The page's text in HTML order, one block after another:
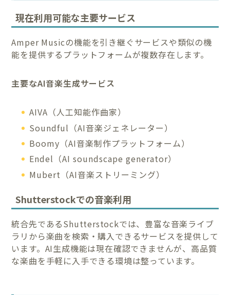
現在利用可能な主要サービス
Amper Musicの機能を引き継ぐサービスや類似の機
能を提供するプラットフォームが複数存在します。
主要なAI音楽生成サービス
AIVA（人工知能作曲家）
Soundful（AI音楽ジェネレーター）
Boomy（AI音楽制作プラットフォーム）
Endel（AI soundscape generator）
Mubert（AI音楽ストリーミング）
Shutterstockでの音楽利用
統合先であるShutterstockでは、豊富な音楽ライブ
ラリから楽曲を検索・購入できるサービスを提供して
います。AI生成機能は現在確認できませんが、高品質
な楽曲を手軽に入手できる環境は整っています。